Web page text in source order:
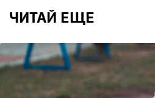
ЧИТАЙ ЕЩЕ